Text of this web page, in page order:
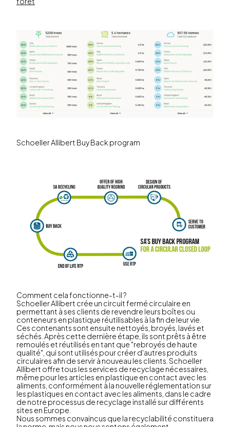
Schoeller Allibert Buy Back program
Comment cela fonctionne-t-il ?
Schoeller Allibert crée un circuit fermé circulaire en
permettant à ses clients de revendre leurs boîtes ou
conteneurs en plastique réutilisables à la fin de leur vie.
Ces contenants sont ensuite nettoyés, broyés, lavés et
séchés. Après cette dernière étape, ils sont prêts à être
remoulés et réutilisés en tant que "rebroyés de haute
qualité", qui sont utilisés pour créer d'autres produits
circulaires afin de servir à nouveau les clients. Schoeller
Allibert offre tous les services de recyclage nécessaires,
même pour les articles en plastique en contact avec les
aliments, conformément à la nouvelle réglementation sur
les plastiques en contact avec les aliments, dans le cadre
de notre processus de recyclage installé sur différents
sites en Europe.
Nous sommes convaincus que la recyclabilité constituera